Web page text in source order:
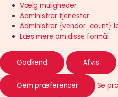
Vælg muligheder
Administrer tjenester
Administrer {vendor_count}
Læs mere om disse formål
Godkend Afvis
Gem præferencer
Se